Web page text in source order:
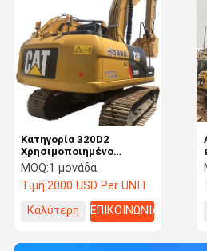
Κατηγορία 320D2
Χρησιμοποιημένο
εξοπλισμό εξορυκτών
MOQ:1 μονάδα
Τιμή:2000 USD Per UNIT
Καλύτερη
ΕΠΙΚΟΙΝΩΝΙΑ